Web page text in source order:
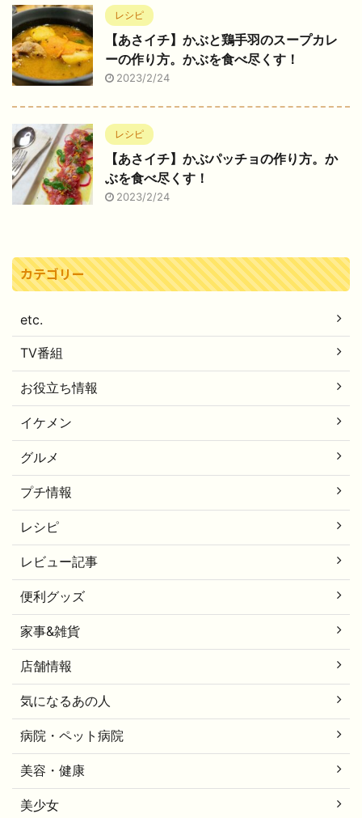
レシピ
【あさイチ】かぶと鶏手羽のスープカレ
ーの作り方。かぶを食べ尽くす！
2023/2/24
レシピ
【あさイチ】かぶパッチョの作り方。か
ぶを食べ尽くす！
2023/2/24
カテゴリー
etc.
TV番組
お役立ち情報
イケメン
グルメ
プチ情報
レシピ
レビュー記事
便利グッズ
家事&雑貨
店舗情報
気になるあの人
病院・ペット病院
美容・健康
美少女